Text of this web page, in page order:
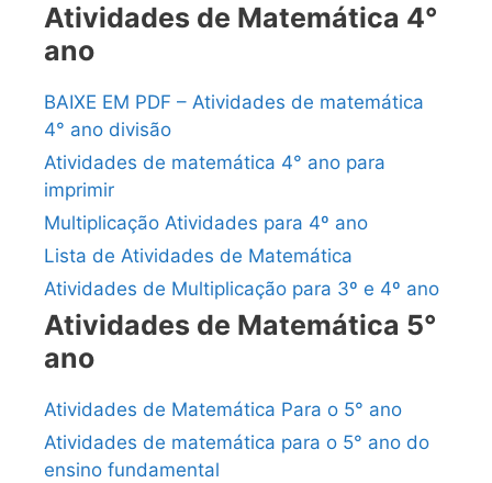
Atividades de Matemática 4°
ano
BAIXE EM PDF – Atividades de matemática
4° ano divisão
Atividades de matemática 4° ano para
imprimir
Multiplicação Atividades para 4º ano
Lista de Atividades de Matemática
Atividades de Multiplicação para 3º e 4º ano
Atividades de Matemática 5°
ano
Atividades de Matemática Para o 5° ano
Atividades de matemática para o 5° ano do
ensino fundamental